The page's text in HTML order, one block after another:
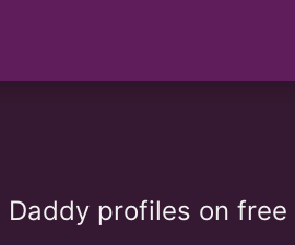
Daddy profiles on free